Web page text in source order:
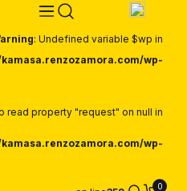
: Undefined variable $wp in
wp-
read property "request" on null in
wp-
0